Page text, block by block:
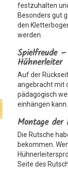
festzuhalten
Besonders gut
den
werden.
Spielfreude
Hühnerleiter
Auf der
angebracht mit
pädagogisch
einhängen kann.
Montage
Die Rutsche
bekommen.
Seite des